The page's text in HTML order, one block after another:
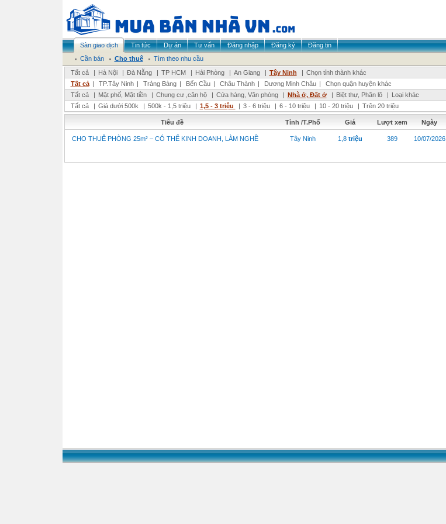
Sàn giao dịch Tin tức Dự án Tư vấn Đăng nhập Đăng ký
Đăng tin
Cần bán
Cho thuê
Tìm theo nhu cầu
Tất cả
| Hà Nội | Đà Nẵng | TP HCM | Hải Phòng | An Giang | Tây Ninh | Chọn tỉnh thành khác
Tất cả | TP.Tây Ninh | Trảng Bàng | Bến Cầu | Châu Thành | Dương Minh Châu |
Chọn quận huyện khác
Tất cả
| Mặt phố, Mặt tiền | Chung cư ,căn hộ | Cửa hàng, Văn phòng | Nhà ở, Đất ở | Biệt thự, Phân lô | Loại khác
Tất cả
| Giá dưới 500k | 500k - 1,5 triệu | 1,5 - 3 triệu | 3 - 6 triệu | 6 - 10 triệu | 10 - 20 triệu | Trên 20 triệu
Tiêu đề Tỉnh /T.Phố Giá Lượt xem Ngày
CHO THUÊ PHÒNG 25m² – CÓ THỂ KINH DOANH, LÀM NGHỀ Tây Ninh 1,8 triệu 389 10/07/2026